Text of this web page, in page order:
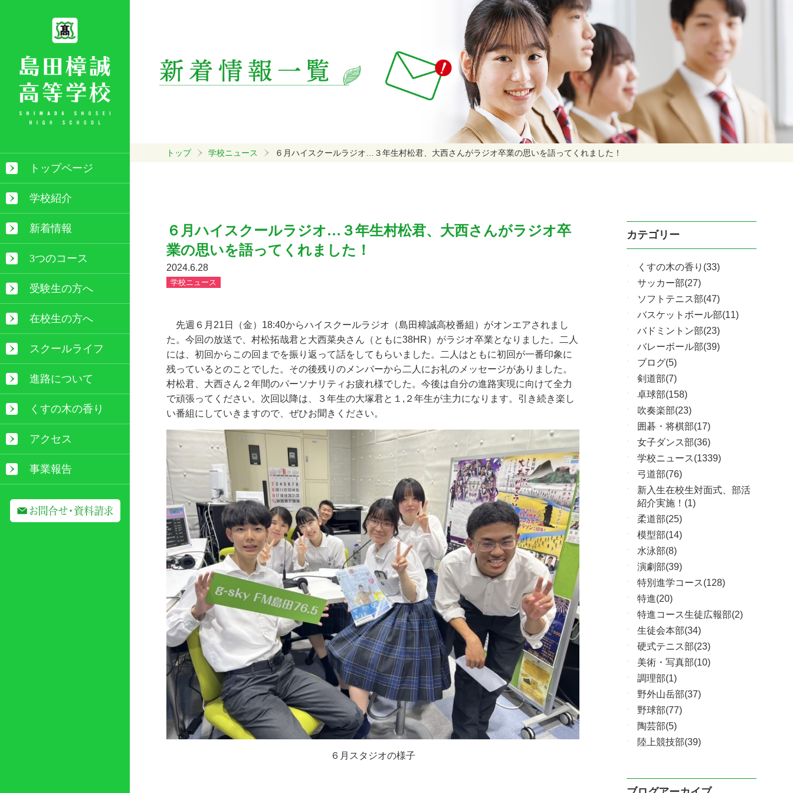
トップページ
学校紹介
新着情報
3つのコース
受験生の方へ
在校生の方へ
スクールライフ
進路について
くすの木の香り
アクセス
事業報告
トップ 学校ニュース ６月ハイスクールラジオ…３年生村松君、大西さんがラジオ卒業の思いを語ってくれました！
６月ハイスクールラジオ…３年生村松君、大西さんがラジオ卒
業の思いを語ってくれました！
2024.6.28
学校ニュース
先週６月 21 日（金） 18:40からハイスクールラジオ（島田樟誠高校番組）がオンエアされまし
た。今回の放送で、村松拓哉君と大西菜央さん（ともに38HR）がラジオ卒業となりました。二人
には、初回からこの回までを振り返って話をしてもらいました。二人はともに初回が一番印象に
残っているとのことでした。その後残りのメンバーから二人にお礼のメッセージがありました。
村松君、大西さん２年間のパーソナリティお疲れ様でした。今後は自分の進路実現に向けて全力
で頑張ってください。次回以降は、３年生の大塚君と１ , ２年生が主力になります。引き続き楽し
い番組にしていきますので、ぜひお聞きください。
６月スタジオの様子
カテゴリー
くすの木の香り(33)
サッカー部(27)
ソフトテニス部(47)
バスケットボール部(11)
バドミントン部(23)
バレーボール部(39)
ブログ(5)
剣道部(7)
卓球部(158)
吹奏楽部(23)
囲碁・将棋部(17)
女子ダンス部(36)
学校ニュース(1339)
弓道部(76)
新入生在校生対面式、部活
紹介実施！(1)
柔道部(25)
模型部(14)
水泳部(8)
演劇部(39)
特別進学コース(128)
特進(20)
特進コース生徒広報部(2)
生徒会本部(34)
硬式テニス部(23)
美術・写真部(10)
調理部(1)
野外山岳部(37)
野球部(77)
陶芸部(5)
陸上競技部(39)